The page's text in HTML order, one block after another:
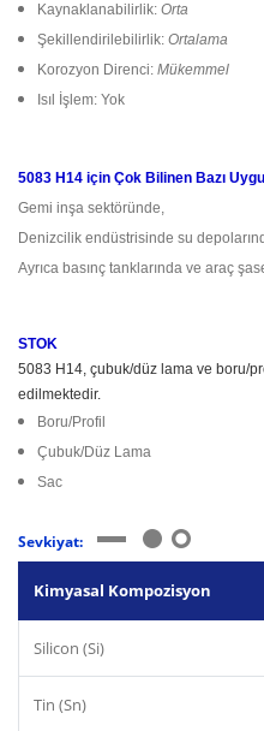
Kaynaklanabilirlik: Orta
Şekillendirilebilirlik: Ortalama
Korozyon Direnci: Mükemmel
Isıl İşlem: Yok
5083 H14 için Çok Bilinen Bazı
Gemi inşa sektöründe,
Denizcilik endüstrisinde su
Ayrıca basınç tanklarında ve araç
STOK
5083 H14, çubuk/düz lama ve boru/
edilmektedir.
Boru/Profil
Çubuk/Düz Lama
Sac
Sevkiyat:
Kimyasal Kompozisyon
Silicon (Si)
Tin (Sn)